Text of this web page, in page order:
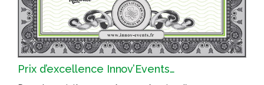
Prix d’excellence Innov’Events…